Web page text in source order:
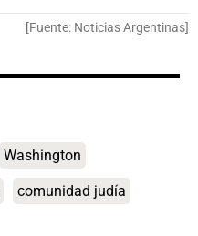
[Fuente: Noticias Argentinas]
Washington
comunidad judía